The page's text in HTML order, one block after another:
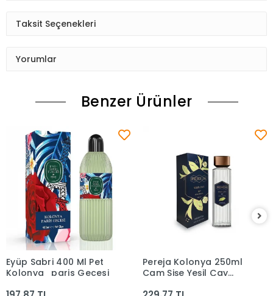
Taksit Seçenekleri
Yorumlar
Benzer Ürünler
Sepete Ekle
Eyüp Sabri 400 Ml Pet
Kolonya_paris Gecesi
Sepete Ekle
Pereja Kolonya 250ml
Cam Şişe Yeşil Çay